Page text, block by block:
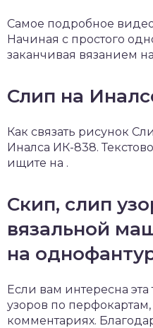
Самое подробное
Начиная с простого
заканчивая вязанием
Слип на
Как связать рисунок
Иналса ИК-838.
ищите на .
Скип, слип
вязальной
на
Если вам интересна
узоров по
комментариях.